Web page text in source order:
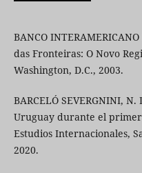
BANCO
das Fronteiras: O Novo
Washington, D.C., 2003.
BARCELÓ SEVERGNINI,
Uruguay durante el
Estudios Internacionales,
2020.